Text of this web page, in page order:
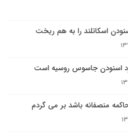
اسکاتلند را به هم ریخت
اسنودن جاسوس روسیه است
منصفانه باشد بر می گردم